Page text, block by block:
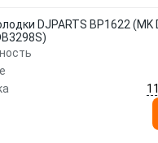
DJPARTS BP1622 (MK